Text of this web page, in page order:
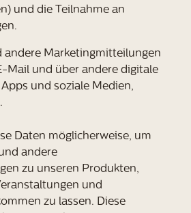
und die Teilnahme an
andere Marketingmitteilungen
Mail und über andere digitale
und soziale Medien,
Daten möglicherweise, um
andere
zu unseren Produkten,
und
zu lassen. Diese